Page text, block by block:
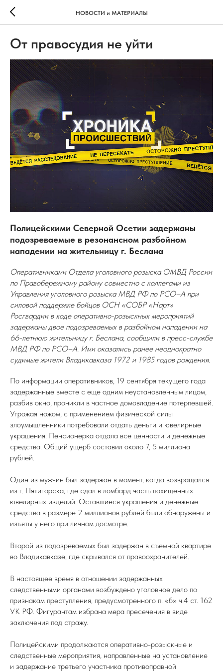
НОВОСТИ и МАТЕРИАЛЫ
От правосудия не уйти
Полицейскими Северной Осетии задержаны
подозреваемые в резонансном разбойном
нападении на жительницу г. Беслана
Оперативниками Отдела уголовного розыска ОМВД России
по Правобережному району совместно с коллегами из
Управления уголовного розыска МВД РФ по РСО–А при
силовой поддержке бойцов ОСН «СОБР «Нарт»
Росгвардии в ходе оперативно-розыскных мероприятий
задержаны двое подозреваемых в разбойном нападении на
66-летнюю жительницу г. Беслана, сообщили в пресс-службе
МВД РФ по РСО–А. Ими оказались ранее неоднократно
судимые жители Владикавказа 1972 и 1985 годов рождения.
По информации оперативников, 19 сентября текущего года
задержанные вместе с еще одним неустановленным лицом,
разбив окно, проникли в частное домовладение потерпевшей.
Угрожая ножом, с применением физической силы
злоумышленники потребовали отдать деньги и ювелирные
украшения. Пенсионерка отдала все ценности и денежные
средства. Общий ущерб составил около 7, 5 миллиона
рублей.
Один из мужчин был задержан в момент, когда возвращался
из г. Пятигорска, где сдал в ломбард часть похищенных
ювелирных изделий. Оставшиеся украшения и денежные
средства в размере 2 миллионов рублей были обнаружены и
изъяты у него при личном досмотре.
Второй из подозреваемых был задержан в съемной квартире
во Владикавказе, где скрывался от правоохранителей.
В настоящее время в отношении задержанных
следственными органами возбуждено уголовное дело по
признакам преступления, предусмотренного п. «б» ч.4 ст. 162
УК РФ. Фигурантам избрана мера пресечения в виде
заключения под стражу.
Полицейскими продолжаются оперативно-розыскные и
следственные мероприятия, направленные на установление
и задержание третьего участника противоправной